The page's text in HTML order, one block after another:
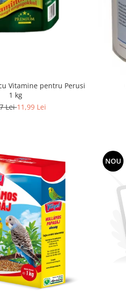
Vitamine pentru Perusi
1 kg
Lei11,99 Lei
NOU